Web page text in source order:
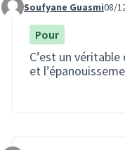
Commentaire 3196
Soufyane Guasmi08/
Pour
C’est un
et